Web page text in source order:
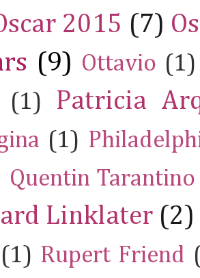
2015 (7)
(9) Ottavio (1)
(1) Patricia
(1)
Quentin Tarantino
Linklater (2)
(1) Rupert Friend